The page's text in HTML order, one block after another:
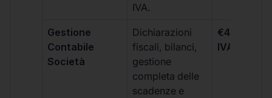
IVA.
Gestione
Contabile
Società
Dichiarazioni
fiscali, bilanci,
gestione
completa delle
scadenze e
€499 +
IVA/